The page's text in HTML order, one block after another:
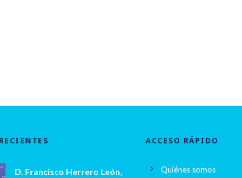
D. Francisco Herrero León,
ACCESO RÁPIDO
Quiénes somos